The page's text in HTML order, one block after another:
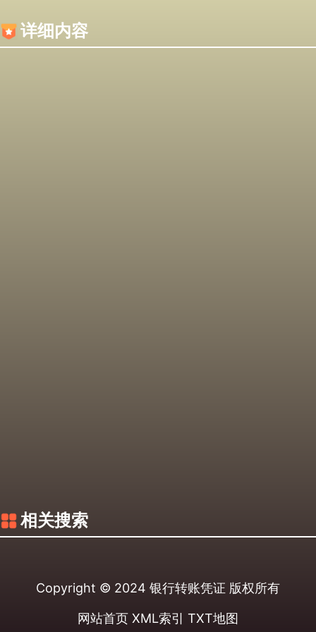
详细内容
相关搜索
Copyright © 2024 银行转账凭证 版权所有
网站首页 XML索引 TXT地图